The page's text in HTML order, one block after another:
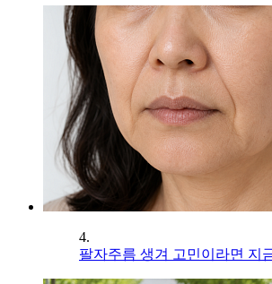
4.
팔자주름 생겨 고민이라면 지